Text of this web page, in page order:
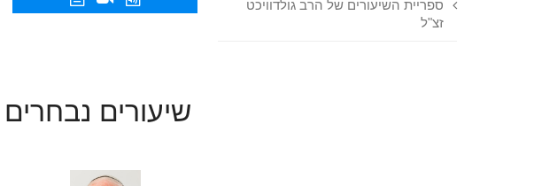
ספריית השיעורים של הרב גולדוויכט
זצ"ל
שיעורים נבחרים